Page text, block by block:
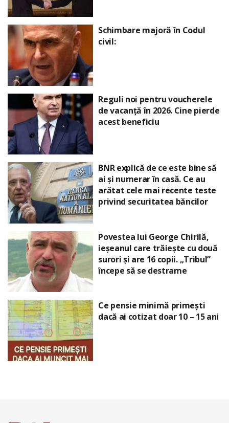
Schimbare majoră în Codul
civil:
Reguli noi pentru voucherele
de vacanță în 2026. Cine pierde
acest beneficiu
BNR explică de ce este bine să
ai și numerar în casă. Ce au
arătat cele mai recente teste
privind securitatea băncilor
Povestea lui George Chirilă,
ieșeanul care trăiește cu două
surori și are 16 copii. „Tribul”
începe să se destrame
Ce pensie minimă primești
dacă ai cotizat doar 10 – 15 ani